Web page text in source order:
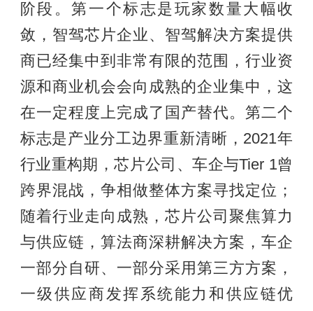
阶段。第一个标志是玩家数量大幅收
敛，智驾芯片企业、智驾解决方案提供
商已经集中到非常有限的范围，行业资
源和商业机会会向成熟的企业集中，这
在一定程度上完成了国产替代。第二个
标志是产业分工边界重新清晰，2021年
行业重构期，芯片公司、车企与Tier 1曾
跨界混战，争相做整体方案寻找定位；
随着行业走向成熟，芯片公司聚焦算力
与供应链，算法商深耕解决方案，车企
一部分自研、一部分采用第三方方案，
一级供应商发挥系统能力和供应链优